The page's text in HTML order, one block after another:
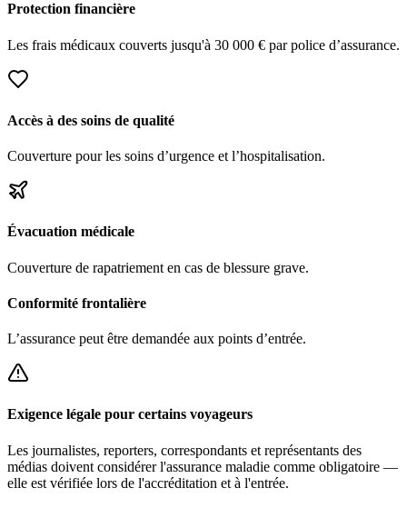
Protection financière
Les frais médicaux couverts jusqu'à 30 000 € par police d’assurance.
Accès à des soins de qualité
Couverture pour les soins d’urgence et l’hospitalisation.
Évacuation médicale
Couverture de rapatriement en cas de blessure grave.
Conformité frontalière
L’assurance peut être demandée aux points d’entrée.
Exigence légale pour certains voyageurs
Les journalistes, reporters, correspondants et représentants des
médias doivent considérer l'assurance maladie comme obligatoire —
elle est vérifiée lors de l'accréditation et à l'entrée.